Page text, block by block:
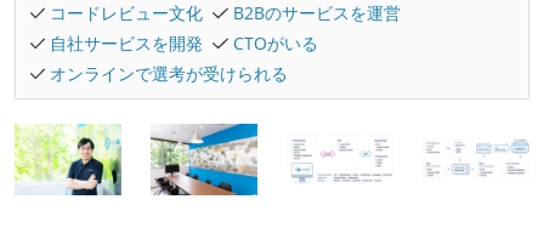
コードレビュー文化
B2Bのサービスを運営
自社サービスを開発
CTOがいる
オンラインで選考が受けられる